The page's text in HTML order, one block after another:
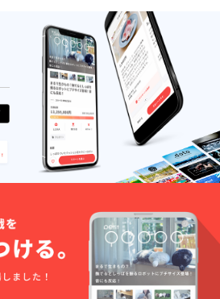
企業専
用ワー
ク
ショッ
プをご
希望の
場合
は、別
途ご相
談くだ
さい。 ⁻
企業研
修プラ
ンのた
容は通
常の
コース
と異な
りま
す。
割引
コード
を発行
いたし
ます。
HPより
ご予約
の際、
忘れず
に記入
をお願
いいた
しま
す。
www.u
me-
yamazo
e.com/)
※宿泊料
金の目
安→2名
宿泊（2
食付
き）の
場合：
合計6～
8万円、
4名宿泊
場合、9
～10万
円とな
りま
す。 ※
割引
よりご
確認く
ださ
い。
(https://
www.u
me-
yamazo
e.com/)
※割引
コード
を発行
いたし
ます。
の際、
忘れず
に記入
をお願
いいた
しま
す。
き）の
場合：
合計6～
8万円、
4名宿泊
（2食付
き）の
場合、9
～10万
円とな
りま
す。詳
しいお
値段
際にHP
もしく
は予約
サイト
よりご
確認く
ださ
日現金
でのお
支払い
をお願
いいた
しま
す。 ※
お部屋
の料金
は、季
節によ
り変動
しま
す。詳
値段
は、ご
予約の
際にHP
もしく
は予約
サイト